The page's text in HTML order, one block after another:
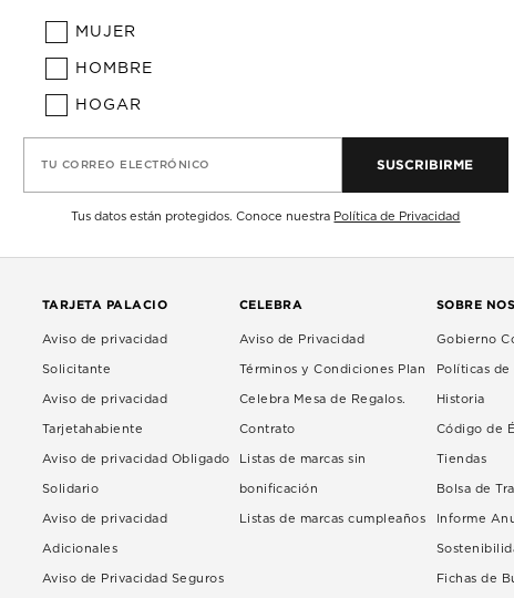
MUJER
HOMBRE
HOGAR
TU CORREO ELECTRÓNICO SUSCRIBIRME
Tus datos están protegidos. Conoce nuestra Política de Privacidad
TARJETA PALACIO
Aviso de privacidad
Solicitante
Aviso de privacidad
Tarjetahabiente
Aviso de privacidad Obligado
Solidario
Aviso de privacidad
Adicionales
Aviso de Privacidad Seguros
CELEBRA
Aviso de Privacidad
Términos y Condiciones Plan
Celebra Mesa de Regalos.
Contrato
Listas de marcas sin
bonificación
Listas de marcas cumpleaños
SOBRE
Gobierno
Políticas
Historia
Código de
Tiendas
Bolsa de
Informe
Fichas de